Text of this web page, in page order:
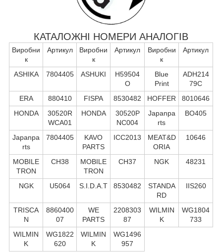
КАТАЛОЖНІ НОМЕРИ АНАЛОГІВ
Виробни
к
Артикул
Виробни
к
Артикул
Виробни
к
Артикул
ASHIKA 7804405 ASHUKI
H59504
O
Blue
Print
ADH214
79C
ERA
880410 FISPA 8530482 HOFFER
8010646
HONDA
30520R
WCA01
HONDA
30520P
NC004
Japanpa
rts
BO405
Japanpa
rts
7804405
KAVO
PARTS
ICC2013
MEAT&D
ORIA
10646
MOBILE
TRON
CH38
MOBILE
TRON
CH37 NGK 48231
NGK U5064 S.I.D.A.T 8530482
STANDA
RD
IIS260
TRISCA
N
8860400
07
WE
PARTS
2208303
87
WILMIN
K
WG1804
733
WILMIN
K
WG1822
620
WILMIN
K
WG1496
957